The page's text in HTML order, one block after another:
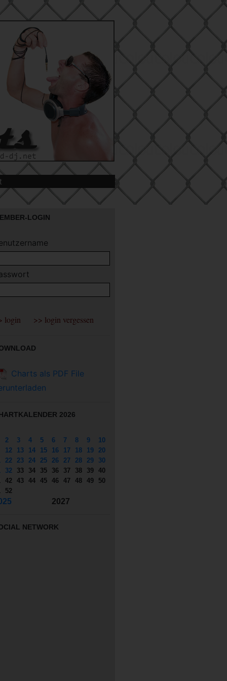
LOGIN
Charts als PDF File
2026
2 3 4 5 6 7 8 9
10
12 13 14 15 16 17 18 19
20
22 23 24 25 26 27 28 29
30
32 33 34 35 36 37 38 39 40
42 43 44 45 46 47 48 49
50
52
2027
NETWORK